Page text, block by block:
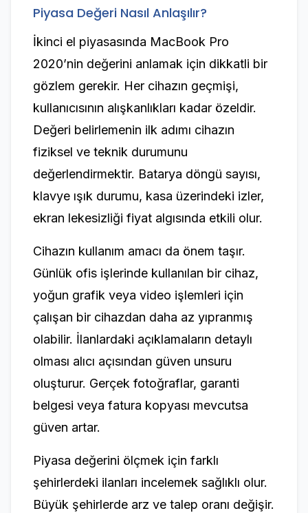
Piyasa Değeri Nasıl Anlaşılır?
İkinci el piyasasında MacBook Pro
2020’nin değerini anlamak için dikkatli bir
gözlem gerekir. Her cihazın geçmişi,
kullanıcısının alışkanlıkları kadar özeldir.
Değeri belirlemenin ilk adımı cihazın
fiziksel ve teknik durumunu
değerlendirmektir. Batarya döngü sayısı,
klavye ışık durumu, kasa üzerindeki izler,
ekran lekesizliği fiyat algısında etkili olur.
Cihazın kullanım amacı da önem taşır.
Günlük ofis işlerinde kullanılan bir cihaz,
yoğun grafik veya video işlemleri için
çalışan bir cihazdan daha az yıpranmış
olabilir. İlanlardaki açıklamaların detaylı
olması alıcı açısından güven unsuru
oluşturur. Gerçek fotoğraflar, garanti
belgesi veya fatura kopyası mevcutsa
güven artar.
Piyasa değerini ölçmek için farklı
şehirlerdeki ilanları incelemek sağlıklı olur.
Büyük şehirlerde arz ve talep oranı değişir.